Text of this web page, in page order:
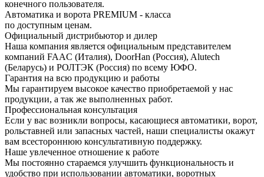
конечного пользователя.
Автоматика и ворота PREMIUM - класса
по доступным ценам.
Официальный дистрибьютор и дилер
Наша компания является официальным представителем
компаний FAAC (Италия), DoorHan (Россия), Alutech
(Беларусь) и РОЛТЭК (Россия) по всему ЮФО.
Гарантия на всю продукцию и работы
Мы гарантируем высокое качество приобретаемой у нас
продукции, а так же выполненных работ.
Профессиональная консультация
Если у вас возникли вопросы, касающиеся автоматики, ворот,
рольставней или запасных частей, наши специалисты окажут
вам всестороннюю консультативную поддержку.
Наше увлеченное отношение к работе
Мы постоянно стараемся улучшить функциональность и
удобство при использовании автоматики, воротных